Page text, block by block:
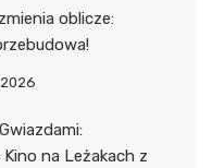
oblicze:
Kino na Leżakach z